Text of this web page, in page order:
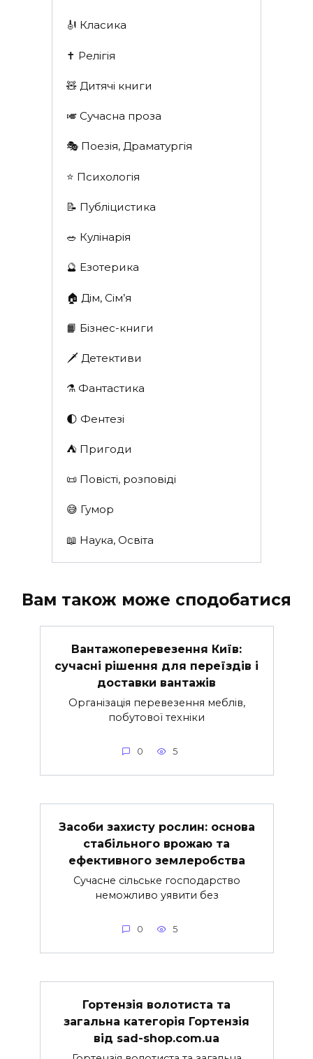
🎻 Класика
✝️ Релігія
🧸 Дитячі книги
🎺 Сучасна проза
🎭 Поезія, Драматургія
⭐️ Психологія
📝 Публіцистика
🥗 Кулінарія
🔮 Езотерика
🏠 Дім, Сім’я
📙 Бізнес-книги
🗡 Детективи
⚗️ Фантастика
🌓 Фентезі
⛺️ Пригоди
📜 Повісті, розповіді
😅 Гумор
📖 Наука, Освіта
Вам також може сподобатися
Вантажоперевезення Київ:
сучасні рішення для переїздів і
доставки вантажів
Організація перевезення меблів,
побутової техніки
0 5
Засоби захисту рослин: основа
стабільного врожаю та
ефективного землеробства
Сучасне сільське господарство
неможливо уявити без
0 5
Гортензія волотиста та
загальна категорія Гортензія
від sad-shop.com.ua